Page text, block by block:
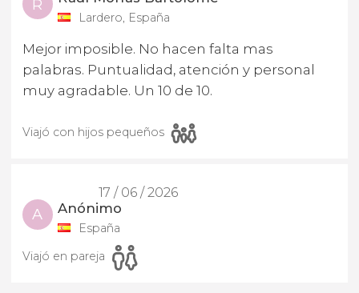
R
Lardero, España
Mejor imposible. No hacen falta mas
palabras. Puntualidad, atención y personal
muy agradable. Un 10 de 10.
Viajó con hijos pequeños
17 / 06 / 2026
A Anónimo
España
Viajó en pareja